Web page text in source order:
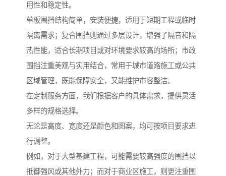
用性和稳定性。
单板围挡结构简单，安装便捷，适用于短期工程或临时
隔离需求；复合围挡则通过多层设计，增强了隔音和隔
热性能，适合长期项目或对环境要求较高的场所；市政
围挡注重美观与实用结合，常用于城市道路施工或公共
区域管理，既能保障安全，又能维护市容整洁。
在定制服务方面，我们根据客户的具体需求，提供灵活
多样的规格选择。
无论是高度、宽度还是颜色和图案，均可按项目要求进
行调整。
例如，对于大型基建工程，可能需要较高强度的围挡以
抵御强风或其他外力；而对于商业区施工，则更注重围